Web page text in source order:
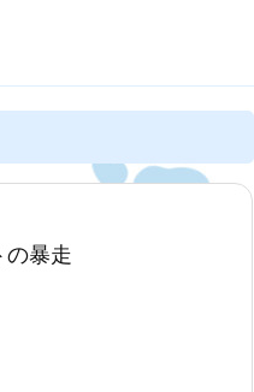
暴走